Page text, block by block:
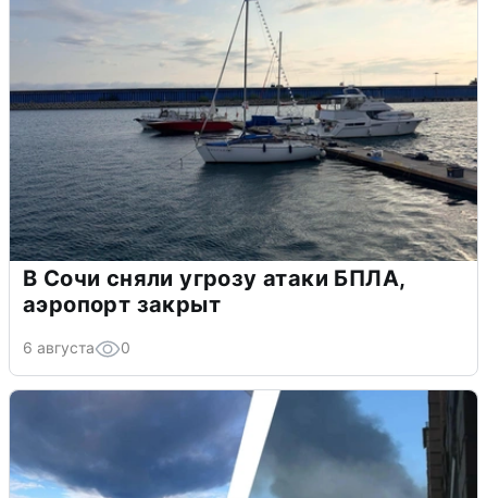
В Сочи сняли угрозу атаки БПЛА,
аэропорт закрыт
6 августа 0